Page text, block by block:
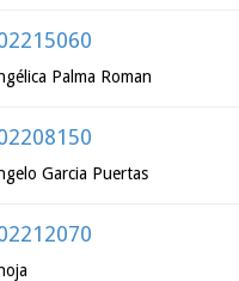
Palma Roman
Garcia Puertas